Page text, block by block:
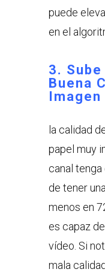
puede
en el
3. Sube
Buena
Imagen
la calidad
papel muy
canal
de tener
menos en
es capaz
vídeo. Si
mala